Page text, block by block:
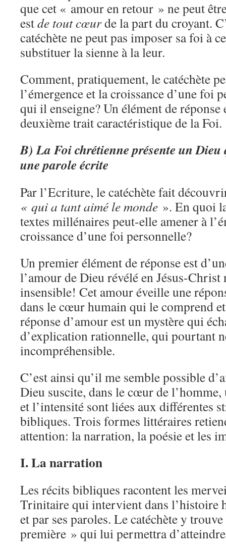
que cet « amour en retour » ne peut
estde tout cœurde la part du croyant.
catéchète ne peut pas imposer sa foi à
substituer la sienne à la leur.
Comment, pratiquement, le catéchète
l’émergence et la croissance d’une foi
qui il enseigne? Un élément de réponse
deuxième trait caractéristique de la Foi.
B) La Foi chrétienne présente un
une parole écrite
Par l’Ecriture, le catéchète fait
« qui a tant aimé le monde ». En quoi
textes millénaires peut-elle amener à
croissance d’une foi personnelle?
Un premier élément de réponse est
l’amour de Dieu révélé en Jésus-Christ
insensible! Cet amour éveille une
dans le cœur humain qui le comprend
réponse d’amour est un mystère qui
d’explication rationnelle, qui pourtant
incompréhensible.
C’est ainsi qu’il me semble possible
Dieu suscite, dans le cœur de
et l’intensité sont liées aux différentes
bibliques. Trois formes littéraires
attention: la narration, la poésie et les
I. La narration
Les récits bibliques racontent les
Trinitaire qui intervient dans l’histoire
et par ses paroles. Le catéchète y
première » qui lui permettra